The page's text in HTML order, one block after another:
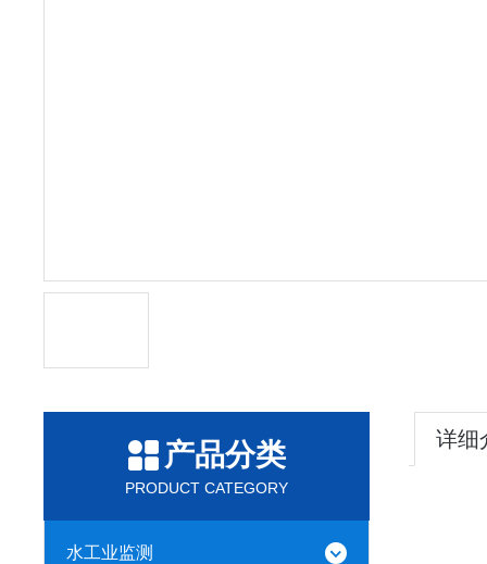
产品分类
PRODUCT CATEGORY
水工业监测
详细